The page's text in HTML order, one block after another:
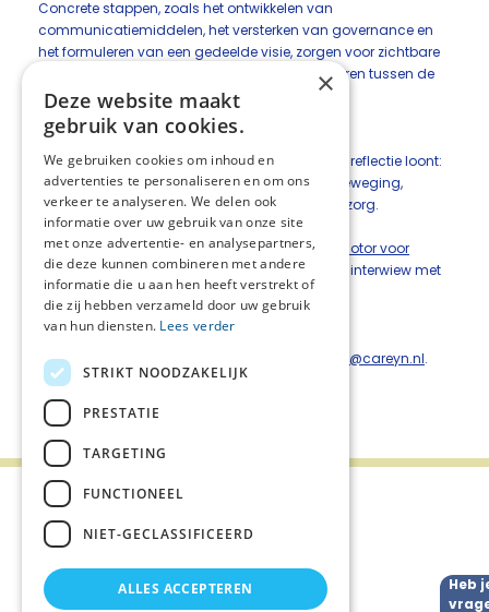
Concrete stappen, zoals het ontwikkelen van
communicatiemiddelen, het versterken van governance en
het formuleren van een gedeelde visie, zorgen voor zichtbare
resultaten in de praktijk. Ook het gezamenlijk leren tussen de
netwerken speelt hierin een belangrijke rol.
Blik op de toekomst
De ervaring in Midden-Nederland laat zien dat reflectie loont:
de Netwerkevaluatie fungeert als motor voor beweging,
verbinding en toekomstbestendige palliatieve zorg.
Lees hier het hele artikel 'Netwerkevaluatie als motor voor
eigenaarschap en samenwerking'
, inclusief interwiew met
Mirjam en Nienke.
Meer weten?
Neem contact op met Mirjam Velting, m.velting@careyn.nl.
Deel deze pagina:
Nieuws
Agenda
Heb
×
Deze website maakt
gebruik van cookies.
We gebruiken cookies om inhoud en
advertenties te personaliseren en om ons
verkeer te analyseren. We delen ook
informatie over uw gebruik van onze site
met onze advertentie- en analysepartners,
die deze kunnen combineren met andere
informatie die u aan hen heeft verstrekt of
die zij hebben verzameld door uw gebruik
van hun diensten. Lees verder
STRIKT NOODZAKELIJK
PRESTATIE
TARGETING
FUNCTIONEEL
NIET-GECLASSIFICEERD
ALLES ACCEPTEREN